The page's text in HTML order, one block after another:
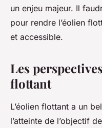
un enjeu majeur. Il
pour rendre l’éolien
et accessible.
Les
flottant
L’éolien flottant a un
l’atteinte de l’objectif